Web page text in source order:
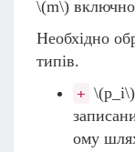
\(m\)
Необхідно
типів.
+ \(p_i\)
ому